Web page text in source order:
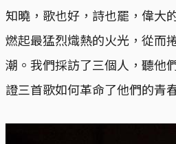
知曉，歌也好，詩也罷，偉大
燃起最猛烈熾熱的火光，從而
潮。我們採訪了三個人，聽他
證三首歌如何革命了他們的青